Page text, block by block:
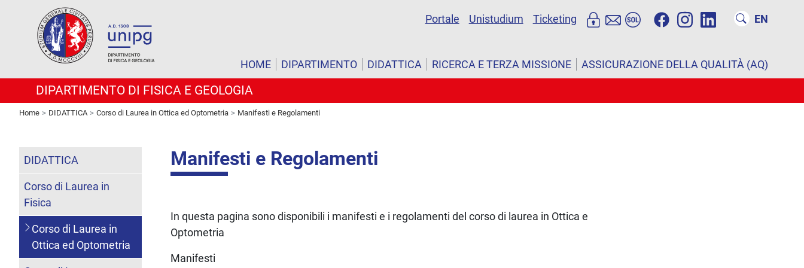
Portale Unistudium Ticketing EN
HOME DIPARTIMENTO DIDATTICA RICERCA E TERZA MISSIONE ASSICURAZIONE DELLA QUALITÀ (AQ)
DIPARTIMENTO DI FISICA E GEOLOGIA
Home DIDATTICA Corso di Laurea in Ottica ed Optometria Manifesti e Regolamenti
Manifesti e Regolamenti
In questa pagina sono disponibili i manifesti e i regolamenti del corso di laurea in Ottica e
Optometria
Manifesti
DIDATTICA
Corso di Laurea in
Fisica
Corso di Laurea in
Ottica ed Optometria